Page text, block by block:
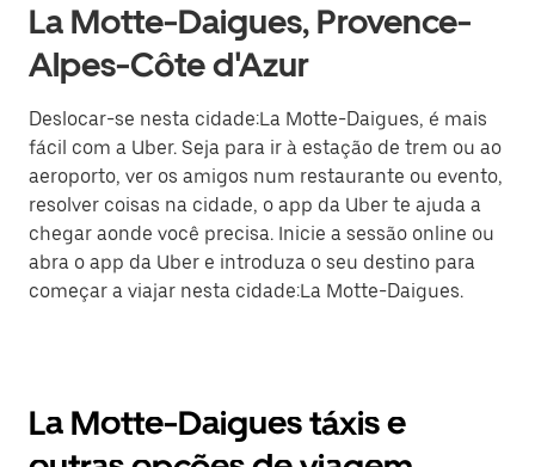
La Motte-Daigues, Provence-
Alpes-Côte d'Azur
Deslocar-se nesta cidade:La Motte-Daigues, é mais
fácil com a Uber. Seja para ir à estação de trem ou ao
aeroporto, ver os amigos num restaurante ou evento,
resolver coisas na cidade, o app da Uber te ajuda a
chegar aonde você precisa. Inicie a sessão online ou
abra o app da Uber e introduza o seu destino para
começar a viajar nesta cidade:La Motte-Daigues.
La Motte-Daigues táxis e